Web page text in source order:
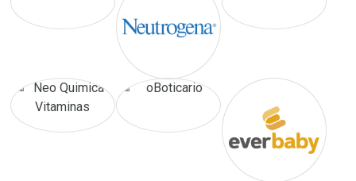
Ativar Desconto Ativar Desconto
Comprar sem Desconto
Por R$ 265,00/cada
Comprar sem Desconto
Por R$ 265,00/cada